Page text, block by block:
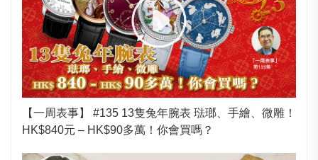
【一周表事】 #135 13隻兔年腕表 琺瑯、手繪、微雕！
HK$840元 – HK$90多萬！你會買嗎？